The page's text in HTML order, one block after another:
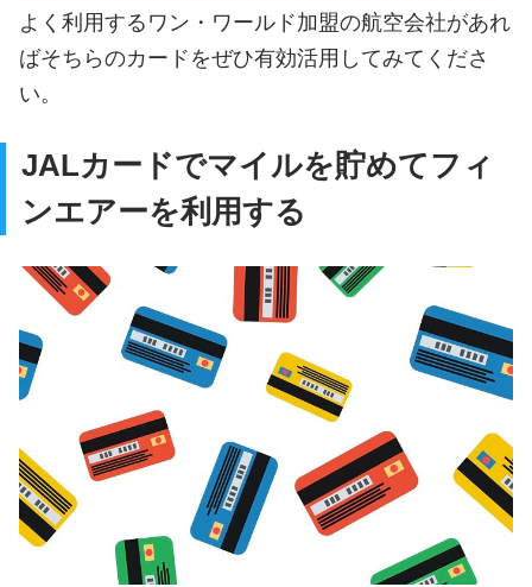
よく利用するワン・ワールド加盟の航空会社があれ
ばそちらのカードをぜひ有効活用してみてくださ
い。
JALカードでマイルを貯めてフィ
ンエアーを利用する